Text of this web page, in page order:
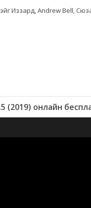
Иззард, Andrew Bell,
(2019) онлайн